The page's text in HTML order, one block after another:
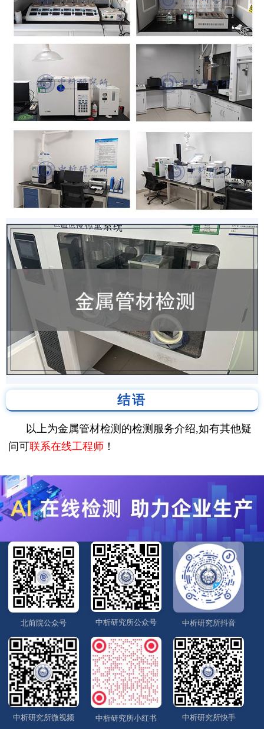
结语
以上为金属管材检测的检测服务介绍,如有其他疑
问可联系在线工程师 ！
北前院公众号 中析研究所公众号 中析研究所抖音
中析研究所微视频 中析研究所小红书 中析研究所快手